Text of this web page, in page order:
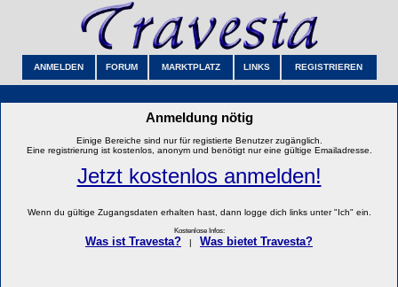
ANMELDEN FORUM MARKTPLATZ LINKS REGISTRIEREN
Anmeldung nötig
Einige Bereiche sind nur für registierte Benutzer zugänglich.
Eine registrierung ist kostenlos, anonym und benötigt nur eine gültige Emailadresse.
Jetzt kostenlos anmelden!
Wenn du gültige Zugangsdaten erhalten hast, dann logge dich links unter "Ich" ein.
Kostenlose Infos:
Was ist Travesta? Was bietet Travesta?